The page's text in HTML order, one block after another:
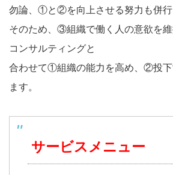
勿論、①と②を向上させる努力も併行
そのため、③組織で働く人の意欲を
コンサルティングと
合わせて①組織の能力を高め、②投下
ます。
サービスメニュー